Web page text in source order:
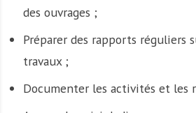
des ouvrages ;
Préparer des rapports réguliers
travaux ;
Documenter les activités et les